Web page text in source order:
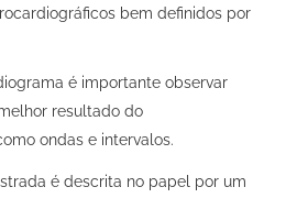
bem definidos por
é importante observar
resultado do
ondas e intervalos.
é descrita no papel por um